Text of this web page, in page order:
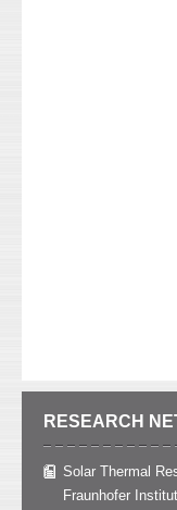
RESEARCH
Solar Thermal
Fraunhofer